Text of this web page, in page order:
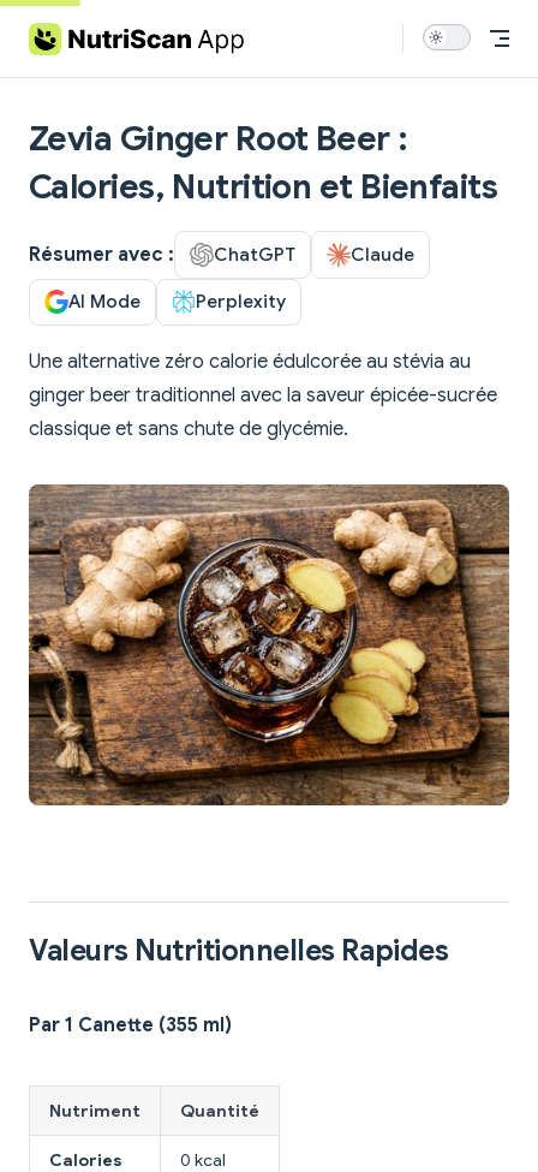
Skip to content
Zevia Ginger Root Beer :
Calories, Nutrition et Bienfaits
Résumer avec : ChatGPT Claude
AI Mode Perplexity
Une alternative zéro calorie édulcorée au stévia au
ginger beer traditionnel avec la saveur épicée-sucrée
classique et sans chute de glycémie.
Valeurs Nutritionnelles Rapides
Par 1 Canette (355 ml)
Nutriment Quantité
Calories 0 kcal